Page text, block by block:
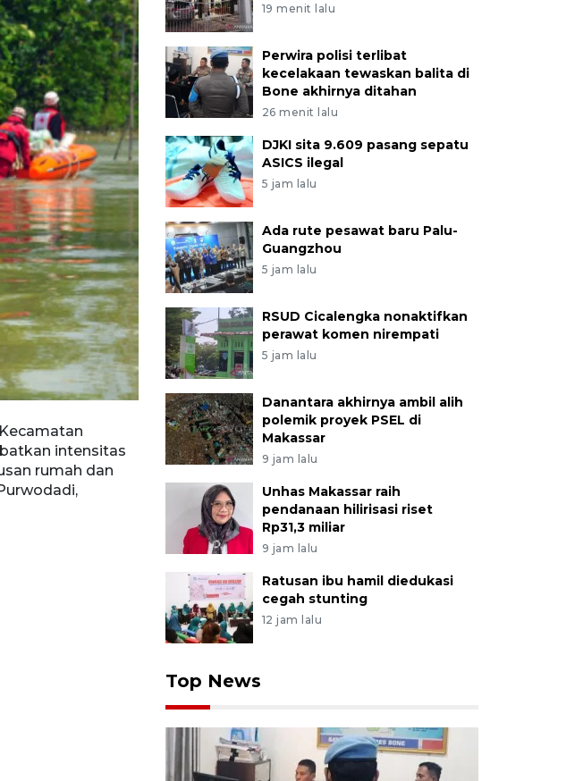
intensitas
rumah dan
19 menit lalu
Perwira polisi terlibat
kecelakaan tewaskan balita di
Bone akhirnya ditahan
26 menit lalu
DJKI sita 9.609 pasang sepatu
ASICS ilegal
5 jam lalu
Ada rute pesawat baru Palu-
Guangzhou
5 jam lalu
RSUD Cicalengka nonaktifkan
perawat komen nirempati
5 jam lalu
Danantara akhirnya ambil alih
polemik proyek PSEL di
Makassar
9 jam lalu
Unhas Makassar raih
pendanaan hilirisasi riset
Rp31,3 miliar
9 jam lalu
Ratusan ibu hamil diedukasi
cegah stunting
12 jam lalu
Top News